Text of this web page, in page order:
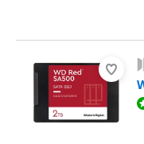
Beoordeling is 9,0 van de